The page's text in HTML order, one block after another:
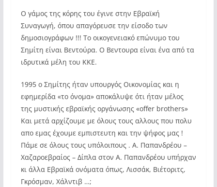
Ο γάμος της κόρης του έγινε στην Εβραϊκή
Συναγωγή, όπου απαγόρευσε την είσοδο των
δημοσιογράφων !!! Το οικογενειακό επώνυμο του
Σημίτη είναι Βεντούρα. Ο Βεντουρα είναι ένα από τα
ιδρυτικά μέλη του ΚΚΕ.
1995 ο Σημίτης ήταν υπουργός Οικονομίας και η
εφημερίδα «το όνομα» αποκάλυψε ότι ήταν μέλος
της μυστικής εβραϊκής οργάνωσης «offer brothers»
Και μετά αρχίζουμε με όλους τους αλλους που πολυ
απο εμας έχουμε εμπιστευτη και την ψήφος μας !
Πάμε σε όλους τους υπόλοιπους . Α. Παπανδρέου –
Χαζαροεβραίος – Δίπλα στον Α. Παπανδρέου υπήρχαν
κι άλλα Εβραϊκά ονόματα όπως, Λισσάκ, Βιέτοριτς,
Γκρόσμαν, Χάλντιβ …;